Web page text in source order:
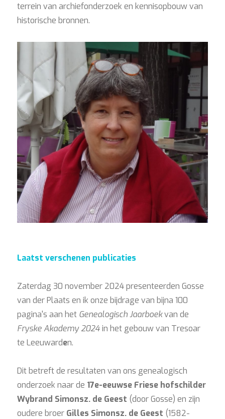
terrein van archiefonderzoek en kennisopbouw van
historische bronnen.
Laatst verschenen publicaties
Zaterdag 30 november 2024 presenteerden Gosse
van der Plaats en ik onze bijdrage van bijna 100
pagina's aan het Genealogisch Jaarboekvan de
Fryske Akademy 2024in het gebouw van Tresoar
te Leeuwarden.
Dit betreft de resultaten van ons genealogisch
onderzoek naar de 17e-eeuwse Friese hofschilder
Wybrand Simonsz. de Geest (door Gosse) en zijn
oudere broer Gilles Simonsz. de Geest (1582-